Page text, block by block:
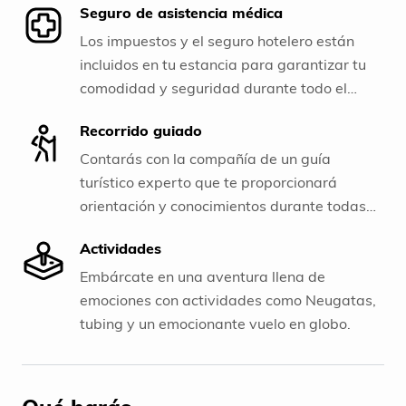
Seguro de asistencia médica
Los impuestos y el seguro hotelero están
incluidos en tu estancia para garantizar tu
comodidad y seguridad durante todo el
Recorrido guiado
Contarás con la compañía de un guía
turístico experto que te proporcionará
orientación y conocimientos durante todas
Actividades
Embárcate en una aventura llena de
emociones con actividades como Neugatas,
tubing y un emocionante vuelo en globo.